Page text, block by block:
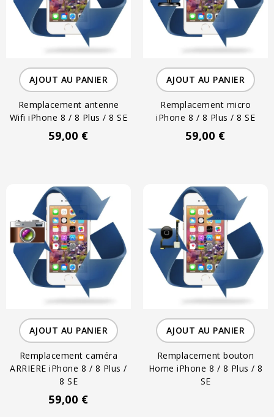
AJOUT AU PANIER
Remplacement antenne
Wifi iPhone 8 / 8 Plus / 8 SE
59,00 €
AJOUT AU PANIER
Remplacement micro
iPhone 8 / 8 Plus / 8 SE
59,00 €
AJOUT AU PANIER
Remplacement caméra
ARRIERE iPhone 8 / 8 Plus /
8 SE
59,00 €
AJOUT AU PANIER
Remplacement bouton
Home iPhone 8 / 8 Plus / 8
SE